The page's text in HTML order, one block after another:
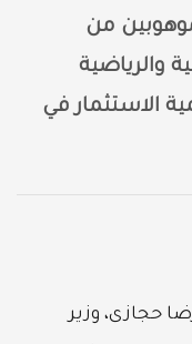
من
والرياضية
الاستثمار في
حجازى، وزير